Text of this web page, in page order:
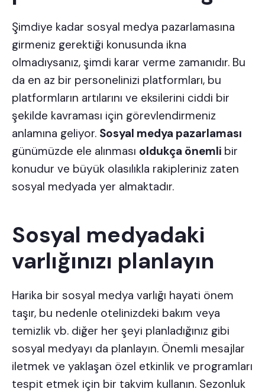
Şimdiye kadar sosyal medya pazarlamasına
girmeniz gerektiği konusunda ikna
olmadıysanız, şimdi karar verme zamanıdır. Bu
da en az bir personelinizi platformları, bu
platformların artılarını ve eksilerini ciddi bir
şekilde kavraması için görevlendirmeniz
anlamına geliyor. Sosyal medya pazarlaması
günümüzde ele alınması oldukça önemli bir
konudur ve büyük olasılıkla rakipleriniz zaten
sosyal medyada yer almaktadır.
Sosyal medyadaki
varlığınızı planlayın
Harika bir sosyal medya varlığı hayati önem
taşır, bu nedenle otelinizdeki bakım veya
temizlik vb. diğer her şeyi planladığınız gibi
sosyal medyayı da planlayın. Önemli mesajlar
iletmek ve yaklaşan özel etkinlik ve programları
tespit etmek için bir takvim kullanın. Sezonluk